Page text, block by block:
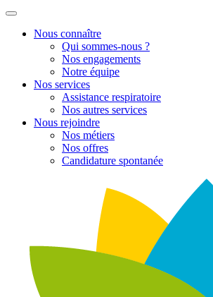
Nous connaître
Qui sommes-nous ?
Nos engagements
Notre équipe
Nos services
Assistance respiratoire
Nos autres services
Nous rejoindre
Nos métiers
Nos offres
Candidature spontanée